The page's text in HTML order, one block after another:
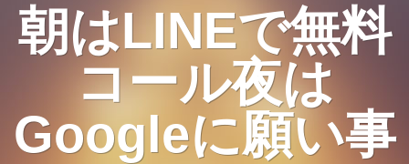
朝はLINEで無料
コール夜は
Googleに願い事